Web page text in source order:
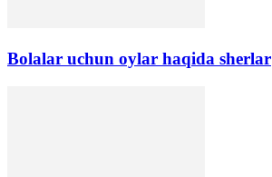
Bolalar uchun oylar haqida sherlar